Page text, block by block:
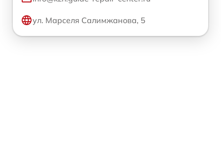
ул. Марселя Салимжанова, 5